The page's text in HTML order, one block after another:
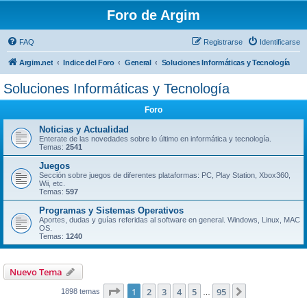
Foro de Argim
FAQ Identificarse
Registrarse
Argim.net Indice del Foro General Soluciones Informáticas y Tecnología
Soluciones Informáticas y Tecnología
Foro
Noticias y Actualidad
Enterate de las novedades sobre lo último en informática y tecnología.
Temas: 2541
Juegos
Sección sobre juegos de diferentes plataformas: PC, Play Station, Xbox360,
Wii, etc.
Temas: 597
Programas y Sistemas Operativos
Aportes, dudas y guías referidas al software en general. Windows, Linux, MAC
OS.
Temas: 1240
Nuevo Tema
1898 temas Página de 95
1 2 3 4 5 95